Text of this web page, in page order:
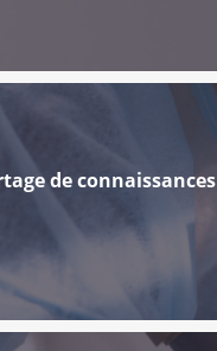
de connaissances